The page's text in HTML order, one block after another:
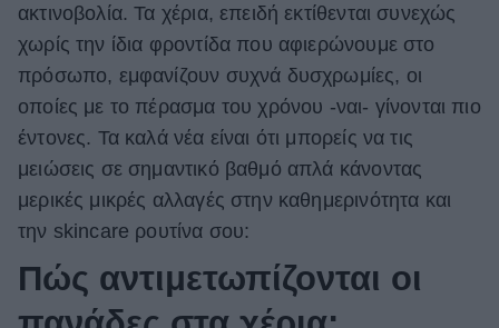
ΒΟΞ
Χωρίς Ταμπέλες
Women's Forum
Hautes Grecians
ακτινοβολία. Τα χέρια, επειδή εκτίθενται συνεχώς
χωρίς την ίδια φροντίδα που αφιερώνουμε στο
πρόσωπο, εμφανίζουν συχνά δυσχρωμίες, οι
οποίες με το πέρασμα του χρόνου -ναι- γίνονται πιο
έντονες. Τα καλά νέα είναι ότι μπορείς να τις
μειώσεις σε σημαντικό βαθμό απλά κάνοντας
μερικές μικρές αλλαγές στην καθημερινότητα και
την skincare ρουτίνα σου:
Πώς αντιμετωπίζονται οι